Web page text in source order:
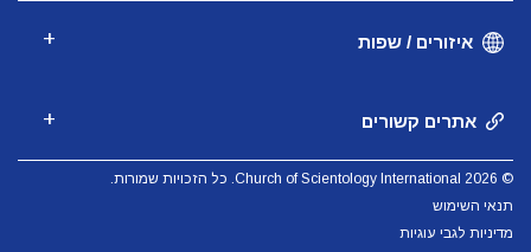
איזורים / שפות
אתרים קשורים
© 2026 Church of Scientology International. כל הזכויות שמורות.
תנאי השימוש
מדיניות לגבי עוגיות